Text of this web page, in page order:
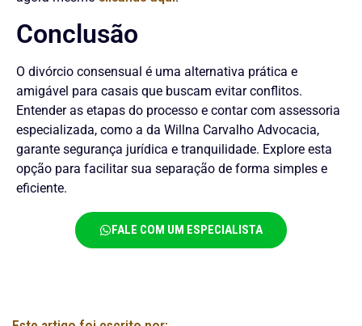
Conclusão
O divórcio consensual é uma alternativa prática e
amigável para casais que buscam evitar conflitos.
Entender as etapas do processo e contar com assessoria
especializada, como a da Willna Carvalho Advocacia,
garante segurança jurídica e tranquilidade. Explore esta
opção para facilitar sua separação de forma simples e
eficiente.
FALE COM UM ESPECIALISTA